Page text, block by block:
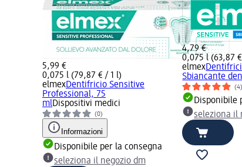
5,99 €
0,075 l (79,87 € / 1 l)
elmexDentifricio Sensitive
Professional, 75
mlDispositivi medici
(0)
Informazioni
Disponibile per la consegna
seleziona il negozio dm
4,79 €
0,075 l (63,87
elmex
Sbiancante
(4)
Disponibile
seleziona il